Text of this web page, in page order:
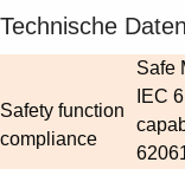
Technische Daten
Safety function
compliance
Safe
IEC